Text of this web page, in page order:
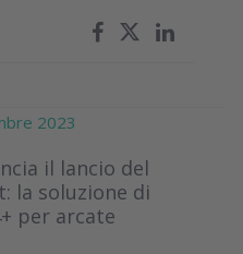
2023
il lancio del
la soluzione di
per arcate